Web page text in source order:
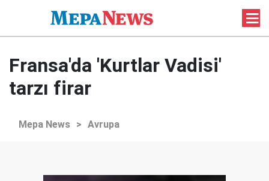
Fransa'da 'Kurtlar Vadisi'
tarzı firar
Mepa News > Avrupa